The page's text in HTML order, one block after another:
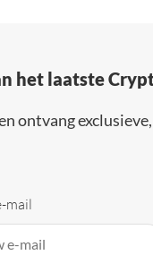
het laatste
ontvang
mail